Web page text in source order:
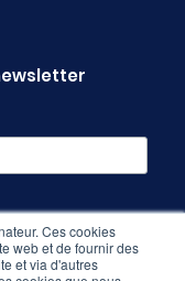
Ces cookies
web et de fournir des
et via d'autres